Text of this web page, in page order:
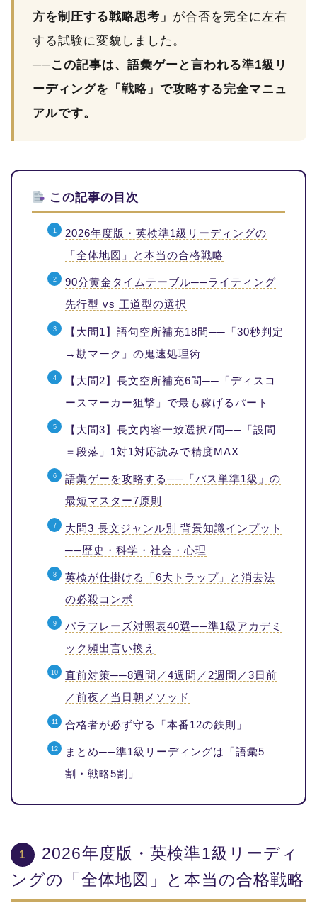
方を制圧する戦略思考」 が合否を完全に左右
する試験に変貌しました。
──この記事は、語彙ゲーと言われる準1級リ
ーディングを「戦略」で攻略する完全マニュ
アルです。
この記事の目次
2026年度版・英検準1級リーディングの
「全体地図」と本当の合格戦略
90分黄金タイムテーブル──ライティング
先行型 vs 王道型の選択
【大問1】語句空所補充18問──「30秒判定
→勘マーク」の鬼速処理術
【大問2】長文空所補充6問──「ディスコ
ースマーカー狙撃」で最も稼げるパート
【大問3】長文内容一致選択7問──「設問
＝段落」1対1対応読みで精度MAX
語彙ゲーを攻略する──「パス単準1級」の
最短マスター7原則
大問3 長文ジャンル別 背景知識インプット
──歴史・科学・社会・心理
英検が仕掛ける「6大トラップ」と消去法
の必殺コンボ
パラフレーズ対照表40選──準1級アカデミ
ック頻出言い換え
直前対策──8週間／4週間／2週間／3日前
／前夜／当日朝メソッド
合格者が必ず守る「本番12の鉄則」
まとめ──準1級リーディングは「語彙5
割・戦略5割」
1
2026年度版・英検準1級リーディ
ングの「全体地図」と本当の合格戦略